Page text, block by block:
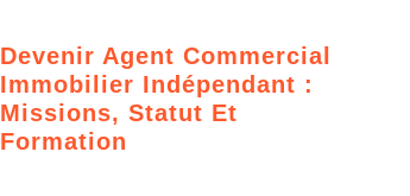
Devenir Agent Commercial
Immobilier Indépendant :
Missions, Statut Et
Formation